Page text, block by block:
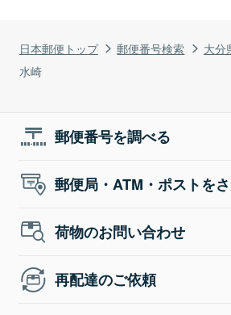
日本郵便トップ 郵便番号検索 大分
水崎
郵便番号を調べる
郵便局・ATM・ポストを
荷物のお問い合わせ
再配達のご依頼